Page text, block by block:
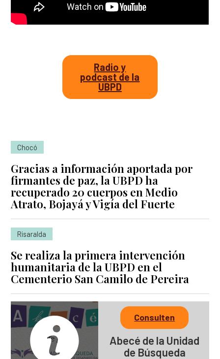
Radio y
podcast de la
UBPD
Chocó
Gracias a información aportada por
firmantes de paz, la UBPD ha
recuperado 20 cuerpos en Medio
Atrato, Bojayá y Vigía del Fuerte
Risaralda
Se realiza la primera intervención
humanitaria de la UBPD en el
Cementerio San Camilo de Pereira
Consulten
Abecé de la Unidad
de Búsqueda